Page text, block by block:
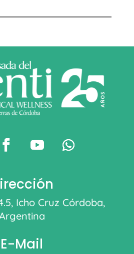
Icho Cruz Córdoba,
E-Mail